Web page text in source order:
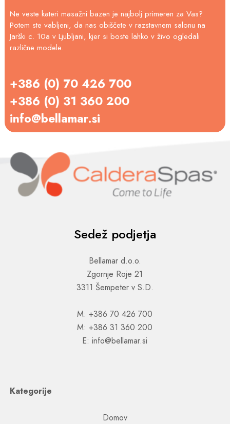
Ne veste kateri masažni bazen je najbolj primeren za Vas?
Potem ste vabljeni, da nas obiščete v razstavnem salonu na
Jarški c. 10a v Ljubljani, kjer si boste lahko v živo ogledali
različne modele.
+386 (0) 70 426 700
+386 (0) 31 360 200
info@bellamar.si
Sedež podjetja
Bellamar d.o.o.
Zgornje Roje 21
3311 Šempeter v S.D.
M: +386 70 426 700
M: +386 31 360 200
E: info@bellamar.si
Kategorije
Domov